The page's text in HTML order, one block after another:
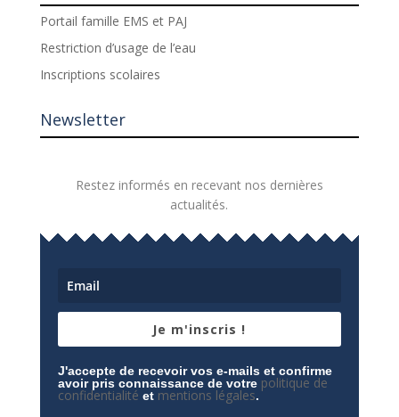
Portail famille EMS et PAJ
Restriction d’usage de l’eau
Inscriptions scolaires
Newsletter
Restez informés en recevant nos dernières
actualités.
Je m'inscris !
J'accepte de recevoir vos e-mails et confirme
avoir pris connaissance de votre politique de
confidentialité et mentions légales.